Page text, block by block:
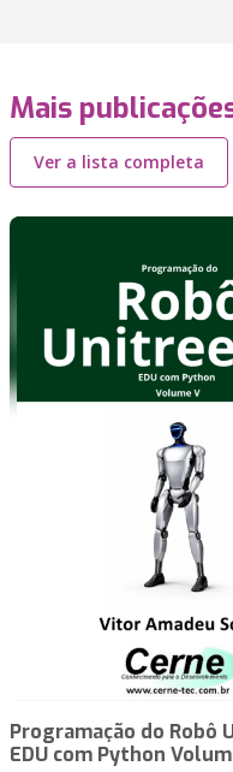
Mais
Ver a lista completa
Programação do Robô
EDU com Python